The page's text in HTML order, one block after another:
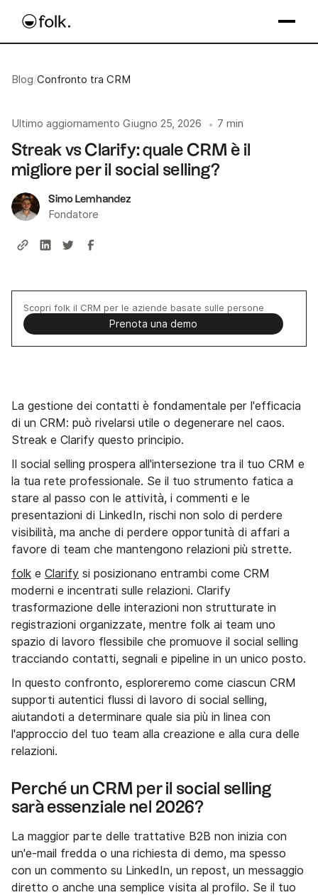
Blog/Confronto tra CRM
Ultimo aggiornamento Giugno 25, 2026 • 7 min
Streak vs Clarify: quale CRM è il
migliore per il social selling?
Simo Lemhandez
Fondatore
Scopri folk il CRM per le aziende basate sulle persone
Prenota una demo
La gestione dei contatti è fondamentale per l'efficacia
di un CRM: può rivelarsi utile o degenerare nel caos.
Streak e Clarify questo principio.
Il social selling prospera all'intersezione tra il tuo CRM e
la tua rete professionale. Se il tuo strumento fatica a
stare al passo con le attività, i commenti e le
presentazioni di LinkedIn, rischi non solo di perdere
visibilità, ma anche di perdere opportunità di affari a
favore di team che mantengono relazioni più strette.
folk e Clarify si posizionano entrambi come CRM
moderni e incentrati sulle relazioni. Clarify
trasformazione delle interazioni non strutturate in
registrazioni organizzate, mentre folk ai team uno
spazio di lavoro flessibile che promuove il social selling
tracciando contatti, segnali e pipeline in un unico posto.
In questo confronto, esploreremo come ciascun CRM
supporti autentici flussi di lavoro di social selling,
aiutandoti a determinare quale sia più in linea con
l'approccio del tuo team alla creazione e alla cura delle
relazioni.
Perché un CRM per il social selling
sarà essenziale nel 2026?
La maggior parte delle trattative B2B non inizia con
un'e-mail fredda o una richiesta di demo, ma spesso
con un commento su LinkedIn, un repost, un messaggio
diretto o anche una semplice visita al profilo. Se il tuo